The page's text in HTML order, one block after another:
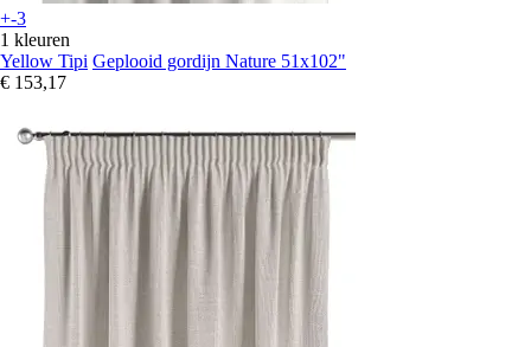
+-3
1 kleuren
Yellow Tipi Geplooid gordijn Nature 51x102"
€ 153,17